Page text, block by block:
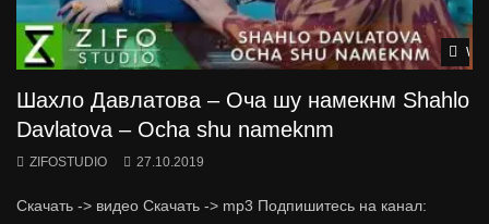
Шахло Давлатова – Оча шу намекнм Shahlo
Davlatova – Ocha shu nameknm
ZIFOSTUDIO 27.10.2019
Скачать -> видео Скачать -> mp3 Подпишитесь на канал: